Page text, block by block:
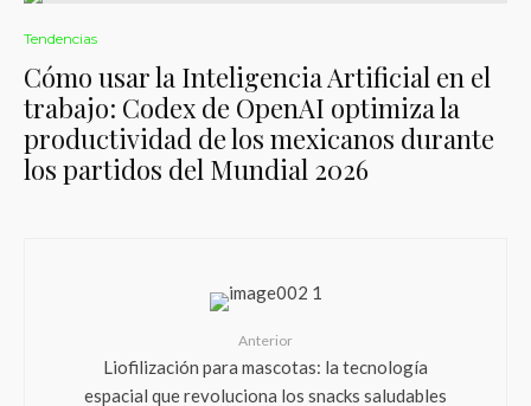
Tendencias
Cómo usar la Inteligencia Artificial en el
trabajo: Codex de OpenAI optimiza la
productividad de los mexicanos durante
los partidos del Mundial 2026
Anterior
Liofilización para mascotas: la tecnología
espacial que revoluciona los snacks saludables